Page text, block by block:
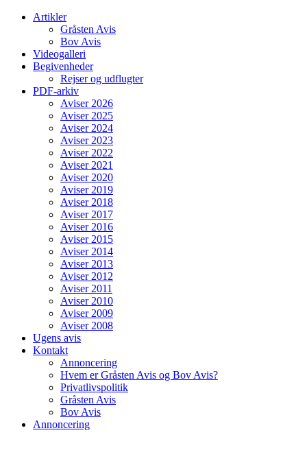
Artikler
Gråsten Avis
Bov Avis
Videogalleri
Begivenheder
Rejser og udflugter
PDF-arkiv
Aviser 2026
Aviser 2025
Aviser 2024
Aviser 2023
Aviser 2022
Aviser 2021
Aviser 2020
Aviser 2019
Aviser 2018
Aviser 2017
Aviser 2016
Aviser 2015
Aviser 2014
Aviser 2013
Aviser 2012
Aviser 2011
Aviser 2010
Aviser 2009
Aviser 2008
Ugens avis
Kontakt
Annoncering
Hvem er Gråsten Avis og Bov Avis?
Privatlivspolitik
Gråsten Avis
Bov Avis
Annoncering